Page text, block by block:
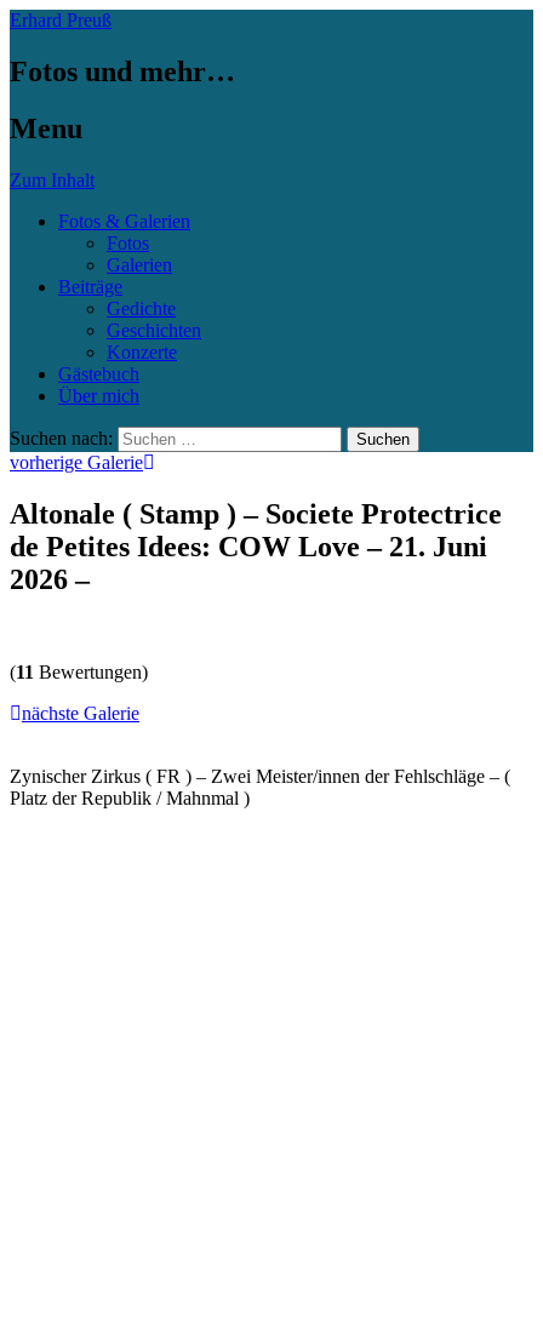
Erhard Preuß
Fotos und mehr…
Menu
Zum Inhalt
Fotos & Galerien
Fotos
Galerien
Beiträge
Gedichte
Geschichten
Konzerte
Gästebuch
Über mich
Suchen nach:
vorherige Galerie
Altonale ( Stamp ) – Societe Protectrice
de Petites Idees: COW Love – 21. Juni
2026 –
(11 Bewertungen)
nächste Galerie
Zynischer Zirkus ( FR ) – Zwei Meister/innen der Fehlschläge – (
Platz der Republik / Mahnmal )